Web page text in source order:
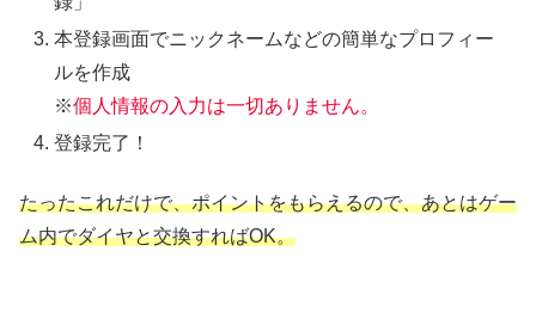
本登録画面でニックネームなどの簡単なプロフィー
ルを作成
※個人情報の入力は一切ありません。
登録完了！
たったこれだけで、ポイントをもらえるので、あとはゲー
ム内でダイヤと交換すればOK。